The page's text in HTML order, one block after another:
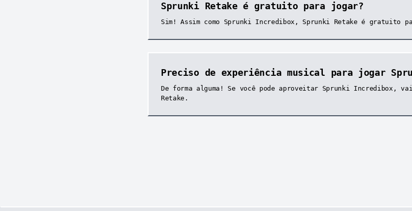
Sprunki Retake é gratuito para jogar?
Sim! Assim como Sprunki Incredibox, Sprunki Retake é gratuito
Preciso de experiência musical para jogar
De forma alguma! Se você pode aproveitar Sprunki Incredibox,
Retake.